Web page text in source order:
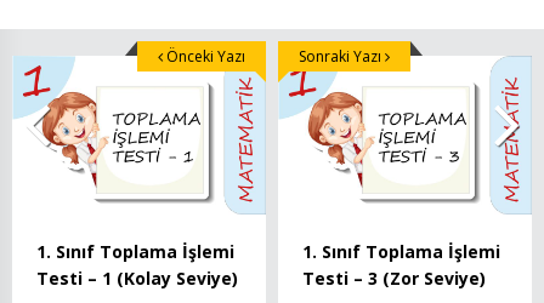
1. Sınıf Toplama İşlemi
Testi – 1 (Kolay Seviye)
Önceki Yazı
1. Sınıf Toplama İşlemi
Testi – 3 (Zor Seviye)
Sonraki Yazı